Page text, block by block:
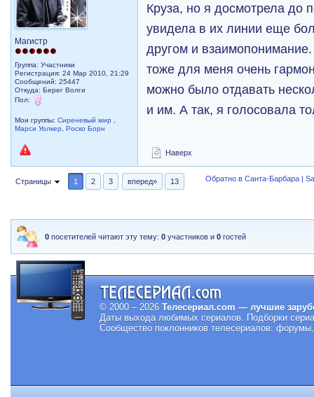
Магистр
Группа: Участники
Регистрация: 24 Мар 2010, 21:29
Сообщений: 25447
Откуда: Берег Волги
Пол:
Мои группы:Сиреневый мир
Марси Уолкер
,Роско Борн
Круза, но я досмотрела до
увидела в их линии еще
другом и
тоже для меня очень
можно было отдавать
и им. А так, я голосовала
Наверх
Страницы 1 2 3 вперед» 13 Обратно в Санта-Барбара |
0 посетителей читают эту тему:0 участников и0 гостей
© 2000 – 2026 Телесериал.com — лучшие
Даты выхода любимых сериалов. Подборки
Сообщество поклонников телесериалов: